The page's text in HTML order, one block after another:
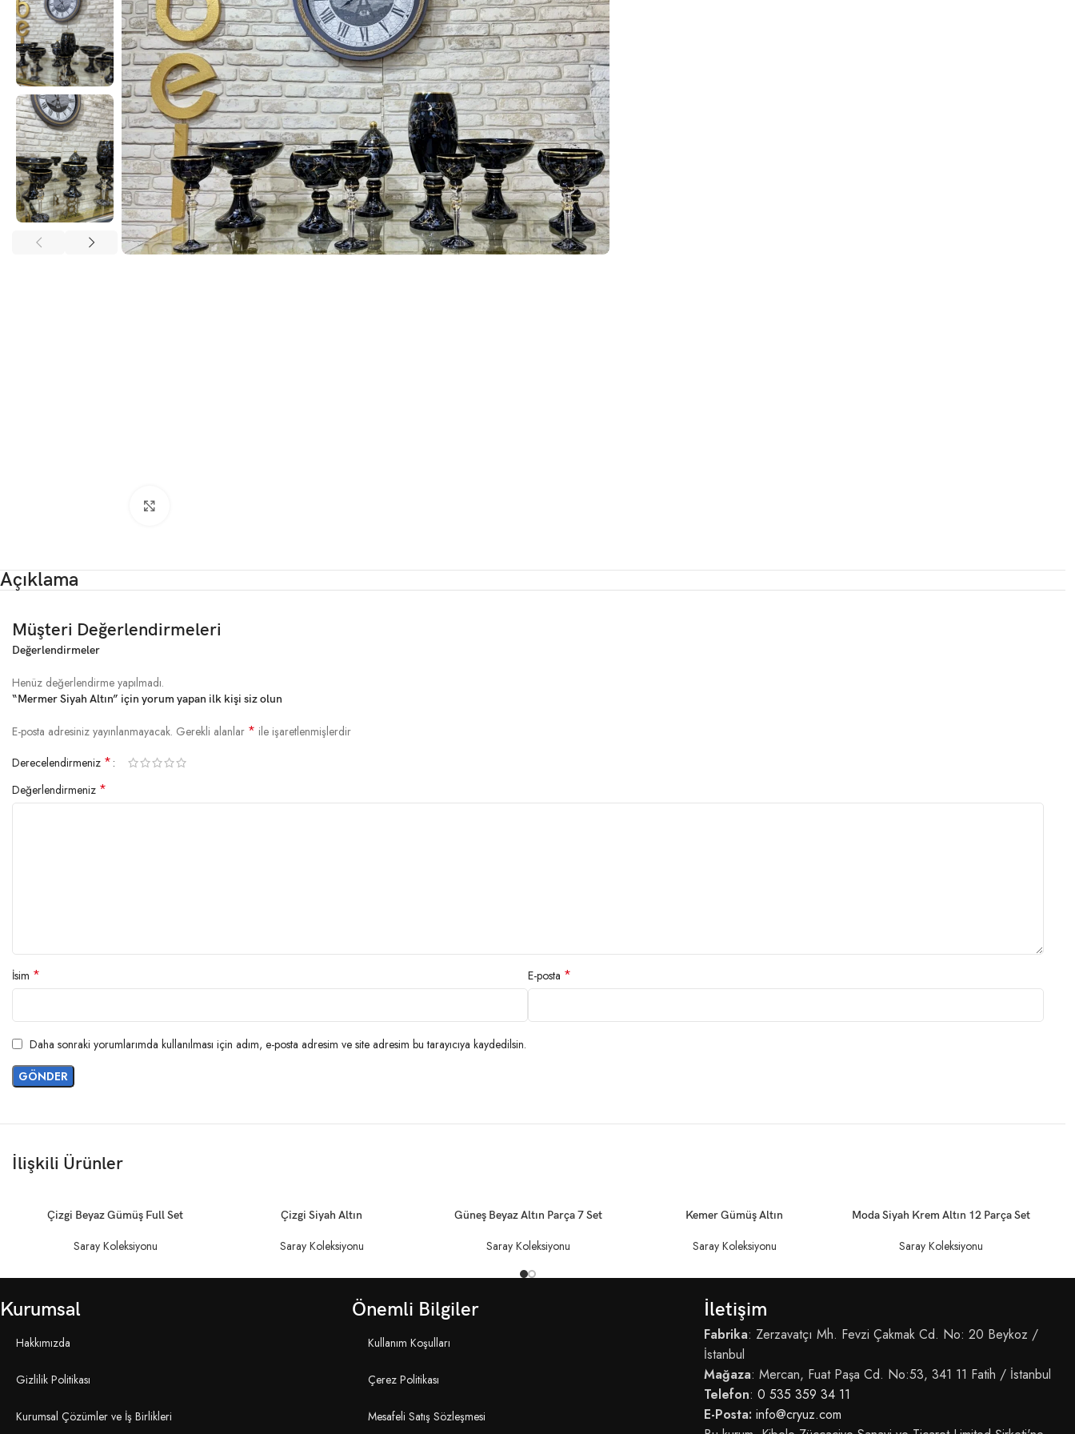
Açıklama
Müşteri Değerlendirmeleri
Değerlendirmeler
Henüz değerlendirme yapılmadı.
“Mermer Siyah Altın” için yorum yapan ilk kişi siz olun
E-posta adresiniz yayınlanmayacak. Gerekli alanlar * ile işaretlenmişlerdir
Derecelendirmeniz *
Değerlendirmeniz *
İsim * E-posta *
Daha sonraki yorumlarımda kullanılması için adım, e-posta adresim ve site adresim bu tarayıcıya kaydedilsin.
İlişkili Ürünler
DEVAMINI OKU
Çizgi Beyaz Gümüş Full Set
Saray Koleksiyonu
DEVAMINI OKUÇizgi Siyah Altın
Saray Koleksiyonu
DEVAMINI OKU
Güneş Beyaz Altın Parça 7 Set
Saray Koleksiyonu
DEVAMINI OKUKemer Gümüş Altın
Saray Koleksiyonu
DEVAMINI OKU
Moda Siyah Krem Altın 12 Parça Set
Saray Koleksiyonu
Kurumsal Önemli Bilgiler İletişim
Hakkımızda
Gizlilik Politikası
Kurumsal Çözümler ve İş Birlikleri
Kullanım Koşulları
Çerez Politikası
Mesafeli Satış Sözleşmesi
Fabrika: Zerzavatçı Mh. Fevzi Çakmak Cd. No: 20 Beykoz /
İstanbul
Mağaza: Mercan, Fuat Paşa Cd. No:53, 341 11 Fatih / İstanbul
Telefon: 0 535 359 34 11
E-Posta: info@cryuz.com